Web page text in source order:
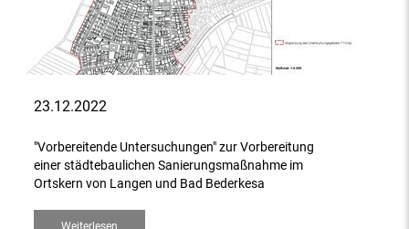
23.12.2022
"Vorbereitende Untersuchungen" zur Vorbereitung
einer städtebaulichen Sanierungsmaßnahme im
Ortskern von Langen und Bad Bederkesa
Weiterlesen